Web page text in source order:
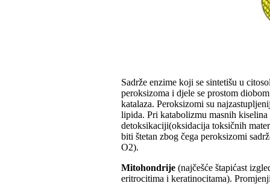
Sadrže enzime koji se sintetišu u
peroksizoma i djele se prostom
katalaza. Peroksizomi su
lipida. Pri katabolizmu masnih
detoksikaciji(oksidacija toksičnih
biti štetan zbog čega peroksizomi
O2).
Mitohondrije (najčešće štapićast
eritrocitima i keratinocitama).